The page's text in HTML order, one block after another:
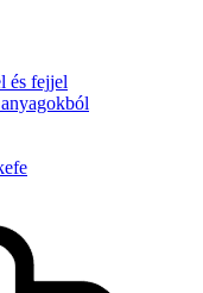
és fejjel